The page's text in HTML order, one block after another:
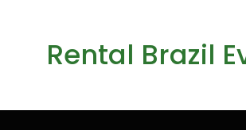
Rental Brazil